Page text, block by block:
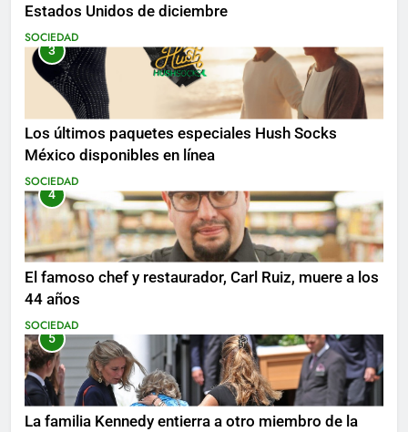
Estados Unidos de diciembre
SOCIEDAD
3
Los últimos paquetes especiales Hush Socks
México disponibles en línea
SOCIEDAD
4
El famoso chef y restaurador, Carl Ruiz, muere a los
44 años
SOCIEDAD
5
La familia Kennedy entierra a otro miembro de la